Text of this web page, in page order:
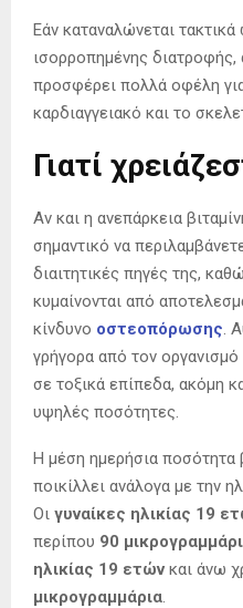
Εάν καταναλώνεται
ισορροπημένης διατροφής,
προσφέρει πολλά οφέλη για
καρδιαγγειακό και το
Γιατί
Αν και η ανεπάρκεια
σημαντικό να
διαιτητικές πηγές της,
κυμαίνονται από
κίνδυνο οστεοπόρωσης .
γρήγορα από τον οργανισμό
σε τοξικά επίπεδα, ακόμη
υψηλές ποσότητες.
Η μέση ημερήσια ποσότητα
ποικίλλει ανάλογα με την
Οι γυναίκες ηλικίας 19
περίπου 90
ηλικίας 19 ετώνκαι άνω
μικρογραμμάρια